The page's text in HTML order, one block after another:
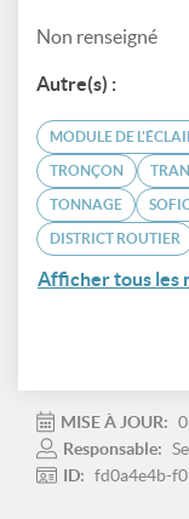
Non renseigné
Autre(s) :
MODULE DE
TRONÇON
TONNAGE
DISTRICT ROUTIER
Afficher tous les
MISE À JOUR:
Responsable:
ID: fd0a4e4b-